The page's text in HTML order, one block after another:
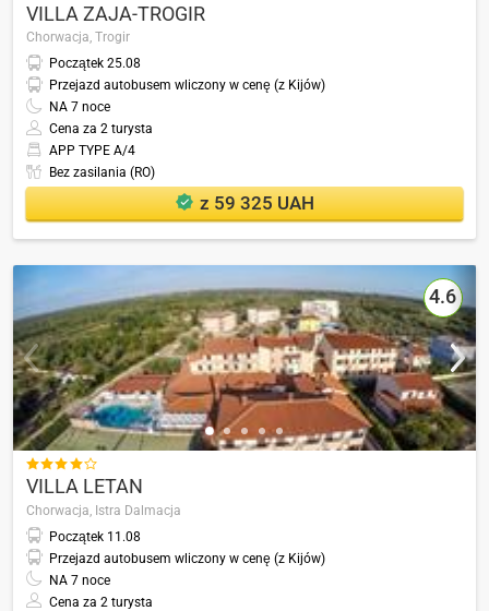
VILLA ZAJA-TROGIR
Chorwacja, Trogir
Początek 25.08
Przejazd autobusem wliczony w cenę (z Kijów)
NA 7 noce
Cena za 2 turysta
APP TYPE A/4
Bez zasilania (RO)
z 59 325 UAH
4.6

VILLA LETAN
Chorwacja, Istra Dalmacja
Początek 11.08
Przejazd autobusem wliczony w cenę (z Kijów)
NA 7 noce
Cena za 2 turysta